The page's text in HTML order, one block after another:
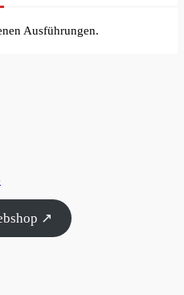
Ausführungen.
↗